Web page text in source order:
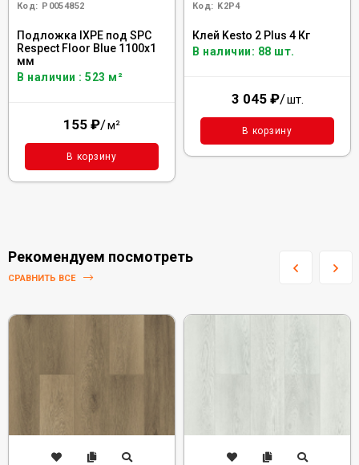
Код: Р0054852
Подложка IXPE под SPC
Respect Floor Blue 1100х1
мм
В наличии : 523 м²
155 ₽/м²
В корзину
Код: K2P4
Клей Kesto 2 Plus 4 Кг
В наличии: 88 шт.
3 045 ₽/шт.
В корзину
Рекомендуем посмотреть
СРАВНИТЬ ВСЕ